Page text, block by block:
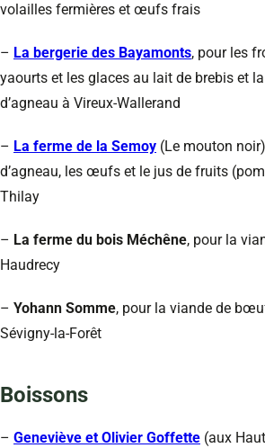
volailles fermières et œufs frais
– La bergerie des Bayamonts, pour les
yaourts et les glaces au lait de brebis et
d’agneau à Vireux-Wallerand
– La ferme de la Semoy (Le mouton
d’agneau, les œufs et le jus de fruits
Thilay
– La ferme du bois Méchêne, pour la
Haudrecy
– Yohann Somme, pour la viande de
Sévigny-la-Forêt
Boissons
– Geneviève et Olivier Goffette (aux